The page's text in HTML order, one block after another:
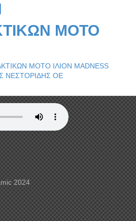
ΜΟΤΟ
ΜΟΤΟ ΙΛΙΟΝ MADNESS
ΝΕΣΤΟΡΙΔΗΣ ΟΕ
2024